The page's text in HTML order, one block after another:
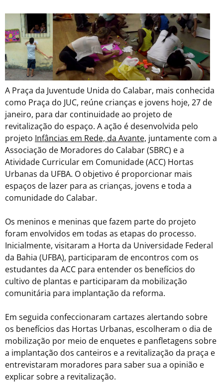
A Praça da Juventude Unida do Calabar, mais conhecida
como Praça do JUC, reúne crianças e jovens hoje, 27 de
janeiro, para dar continuidade ao projeto de
revitalização do espaço. A ação é desenvolvida pelo
projeto Infâncias em Rede, da Avante, juntamente com a
Associação de Moradores do Calabar (SBRC) e a
Atividade Curricular em Comunidade (ACC) Hortas
Urbanas da UFBA. O objetivo é proporcionar mais
espaços de lazer para as crianças, jovens e toda a
comunidade do Calabar.
Os meninos e meninas que fazem parte do projeto
foram envolvidos em todas as etapas do processo.
Inicialmente, visitaram a Horta da Universidade Federal
da Bahia (UFBA), participaram de encontros com os
estudantes da ACC para entender os benefícios do
cultivo de plantas e participaram da mobilização
comunitária para implantação da reforma.
Em seguida confeccionaram cartazes alertando sobre
os benefícios das Hortas Urbanas, escolheram o dia de
mobilização por meio de enquetes e panfletagens sobre
a implantação dos canteiros e a revitalização da praça e
entrevistaram moradores para saber sua a opinião e
explicar sobre a revitalização.